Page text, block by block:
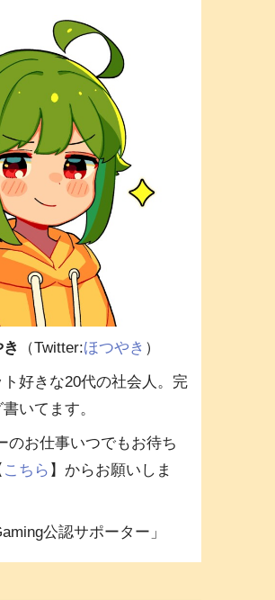
（Twitter:ほつやき ）
好きな20代の社会人。完
いてます。
のお仕事いつでもお待ち
こちら 】からお願いしま
公認サポーター」